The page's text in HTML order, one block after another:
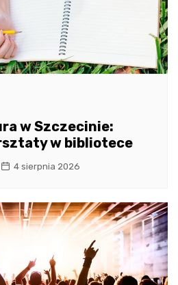
w Szczecinie:
w bibliotece
4 sierpnia 2026